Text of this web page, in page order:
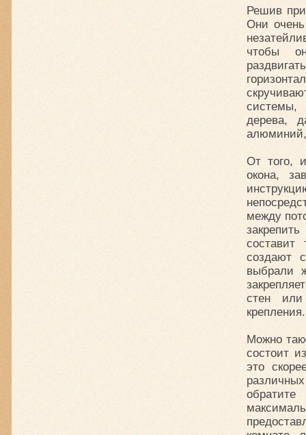
Решив
Они
чтобы
системы,
дерева,
От того,
окона,
между
создают
выбрали
стен или
крепления.
Можно
состоит
это